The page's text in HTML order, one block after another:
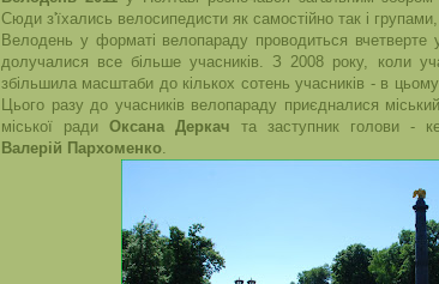
Сюди з'їхались велосипедисти як самостійно так і групами,
Велодень у форматі велопараду проводиться вчетверте
долучалися все більше учасників. З 2008 року, коли
збільшила масштаби до кількох сотень учасників - в цьому
Цього разу до учасників велопараду приєдналися
міської ради Оксана Деркач та заступник голови -
Валерій Пархоменко